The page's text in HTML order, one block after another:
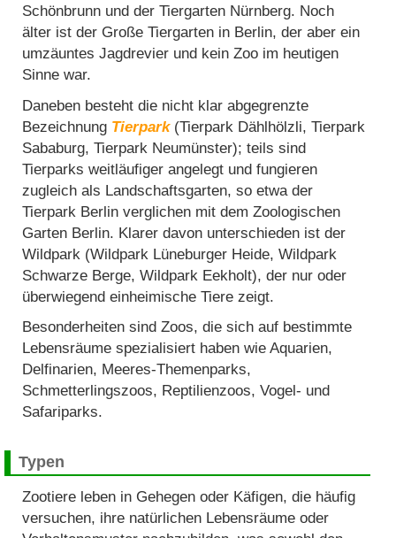
Schönbrunn und der Tiergarten Nürnberg. Noch
älter ist der Große Tiergarten in Berlin, der aber ein
umzäuntes Jagdrevier und kein Zoo im heutigen
Sinne war.
Daneben besteht die nicht klar abgegrenzte
Bezeichnung Tierpark(Tierpark Dählhölzli, Tierpark
Sababurg, Tierpark Neumünster); teils sind
Tierparks weitläufiger angelegt und fungieren
zugleich als Landschaftsgarten, so etwa der
Tierpark Berlin verglichen mit dem Zoologischen
Garten Berlin. Klarer davon unterschieden ist der
Wildpark (Wildpark Lüneburger Heide, Wildpark
Schwarze Berge, Wildpark Eekholt), der nur oder
überwiegend einheimische Tiere zeigt.
Besonderheiten sind Zoos, die sich auf bestimmte
Lebensräume spezialisiert haben wie Aquarien,
Delfinarien, Meeres-Themenparks,
Schmetterlingszoos, Reptilienzoos, Vogel- und
Safariparks.
Typen
Zootiere leben in Gehegen oder Käfigen, die häufig
versuchen, ihre natürlichen Lebensräume oder